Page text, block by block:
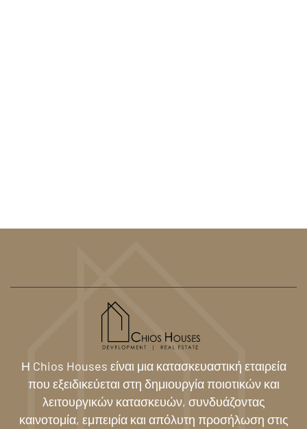
Η Chios Houses είναι μια κατασκευαστική εταιρεία
που εξειδικεύεται στη δημιουργία ποιοτικών και
λειτουργικών κατασκευών, συνδυάζοντας
καινοτομία, εμπειρία και απόλυτη προσήλωση στις